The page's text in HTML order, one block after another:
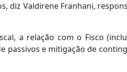
diz Valdirene Franhani,
a relação com o Fisco
e mitigação de